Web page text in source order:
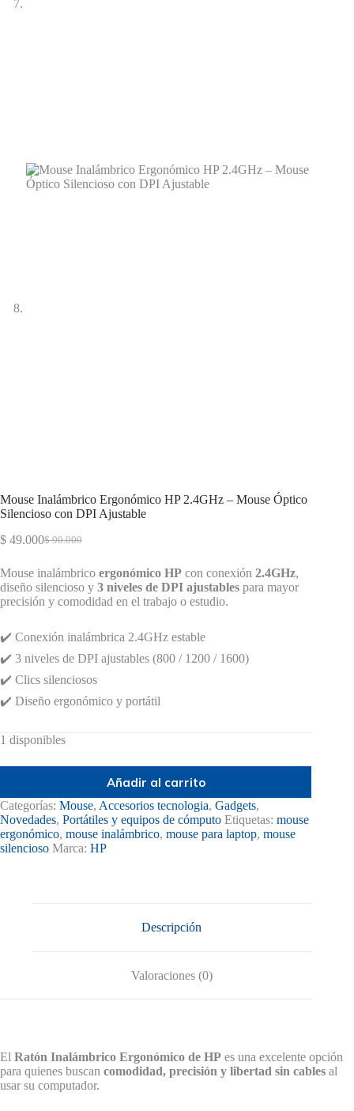
Mouse Inalámbrico Ergonómico HP 2.4GHz – Mouse Óptico
Silencioso con DPI Ajustable
$90.000
El
original
era:
$ 90.000.
$ 49.000El
actual
es:
$ 49.000.
Mouse inalámbrico ergonómico HP con conexión 2.4GHz,
diseño silencioso y 3 niveles de DPI ajustables para mayor
precisión y comodidad en el trabajo o estudio.
✔️ Conexión inalámbrica 2.4GHz estable
✔️ 3 niveles de DPI ajustables (800 / 1200 / 1600)
✔️ Clics silenciosos
✔️ Diseño ergonómico y portátil
1 disponibles
Añadir al carrito
Categorías: Mouse, Accesorios tecnologia, Gadgets,
Novedades, Portátiles y equipos de cómputo Etiquetas: mouse
ergonómico, mouse inalámbrico, mouse para laptop, mouse
silencioso Marca: HP
Descripción
Valoraciones (0)
El Ratón Inalámbrico Ergonómico de HP es una excelente opción
para quienes buscan comodidad, precisión y libertad sin cables al
usar su computador.